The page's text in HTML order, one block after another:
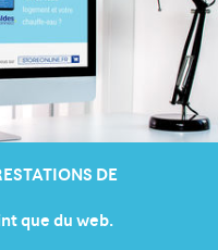
DE
que du web.